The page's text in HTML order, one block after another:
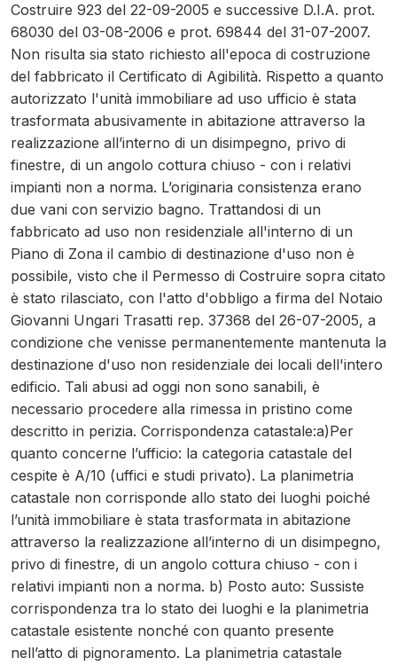
Costruire 923 del 22-09-2005 e successive D.I.A. prot.
68030 del 03-08-2006 e prot. 69844 del 31-07-2007.
Non risulta sia stato richiesto all'epoca di costruzione
del fabbricato il Certificato di Agibilità. Rispetto a quanto
autorizzato l'unità immobiliare ad uso ufficio è stata
trasformata abusivamente in abitazione attraverso la
realizzazione all’interno di un disimpegno, privo di
finestre, di un angolo cottura chiuso - con i relativi
impianti non a norma. L’originaria consistenza erano
due vani con servizio bagno. Trattandosi di un
fabbricato ad uso non residenziale all'interno di un
Piano di Zona il cambio di destinazione d'uso non è
possibile, visto che il Permesso di Costruire sopra citato
è stato rilasciato, con l'atto d'obbligo a firma del Notaio
Giovanni Ungari Trasatti rep. 37368 del 26-07-2005, a
condizione che venisse permanentemente mantenuta la
destinazione d'uso non residenziale dei locali dell'intero
edificio. Tali abusi ad oggi non sono sanabili, è
necessario procedere alla rimessa in pristino come
descritto in perizia. Corrispondenza catastale:a)Per
quanto concerne l’ufficio: la categoria catastale del
cespite è A/10 (uffici e studi privato). La planimetria
catastale non corrisponde allo stato dei luoghi poiché
l’unità immobiliare è stata trasformata in abitazione
attraverso la realizzazione all’interno di un disimpegno,
privo di finestre, di un angolo cottura chiuso - con i
relativi impianti non a norma. b) Posto auto: Sussiste
corrispondenza tra lo stato dei luoghi e la planimetria
catastale esistente nonché con quanto presente
nell’atto di pignoramento. La planimetria catastale